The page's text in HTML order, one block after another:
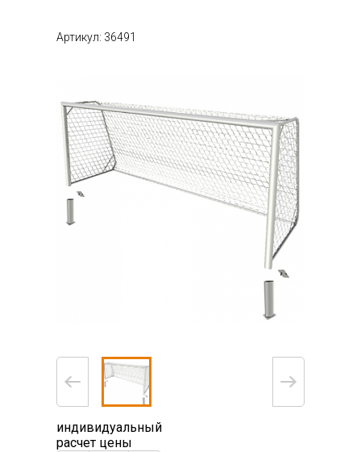
Артикул: 36491
индивидуальный
расчет цены